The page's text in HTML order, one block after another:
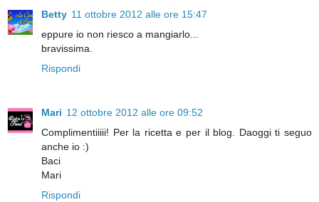
Betty 11 ottobre 2012 alle ore 15:47
eppure io non riesco a mangiarlo...
bravissima.
Rispondi
Mari 12 ottobre 2012 alle ore 09:52
Complimentiiiii! Per la ricetta e per il blog. Daoggi ti seguo
anche io :)
Baci
Mari
Rispondi